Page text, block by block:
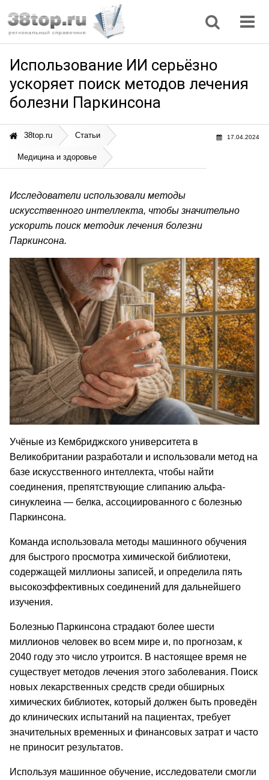
Использование ИИ серьёзно
ускоряет поиск методов лечения
болезни Паркинсона
17.04.2024
38top.ru Статьи
Медицина и здоровье
Исследователи использовали методы
искусственного интеллекта, чтобы значительно
ускорить поиск методик лечения болезни
Паркинсона.
Учёные из Кембриджского университета в
Великобритании разработали и использовали метод на
базе искусственного интеллекта, чтобы найти
соединения, препятствующие слипанию альфа-
синуклеина — белка, ассоциированного с болезнью
Паркинсона.
Команда использовала методы машинного обучения
для быстрого просмотра химической библиотеки,
содержащей миллионы записей, и определила пять
высокоэффективных соединений для дальнейшего
изучения.
Болезнью Паркинсона страдают более шести
миллионов человек во всем мире и, по прогнозам, к
2040 году это число утроится. В настоящее время не
существует методов лечения этого заболевания. Поиск
новых лекарственных средств среди обширных
химических библиотек, который должен быть проведён
до клинических испытаний на пациентах, требует
значительных временных и финансовых затрат и часто
не приносит результатов.
Используя машинное обучение, исследователи смогли